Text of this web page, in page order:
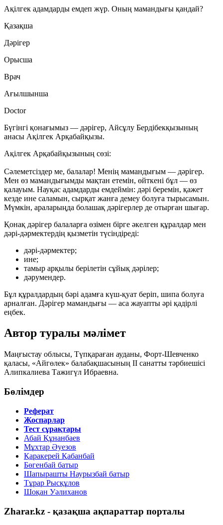
Ақілгек адамдарды емдеп жүр. Оның мамандығы қандай?
Қазақша
Дәрігер
Орысша
Врач
Ағылшынша
Doctor
Бүгінгі қонағымыз — дәрігер, Айсұлу Бердібекқызының
анасы Ақілгек Арқабайқызы.
Ақілгек Арқабайқызының сөзі:
Сәлеметсіздер ме, балалар! Менің мамандығым — дәрігер.
Мен өз мамандығымды мақтан етемін, өйткені бұл — өз
қалауым. Науқас адамдарды емдеймін: дәрі беремін, қажет
кезде ине саламын, сырқат жанға демеу болуға тырысамын.
Мүмкін, араларыңда болашақ дәрігерлер де отырған шығар.
Қонақ дәрігер балаларға өзімен бірге әкелген құралдар мен
дәрі-дәрмектердің қызметін түсіндіреді:
дәрі-дәрмектер;
ине;
тамыр арқылы берілетін сұйық дәрілер;
дәрумендер.
Бұл құралдардың бәрі адамға күш-қуат беріп, шипа болуға
арналған. Дәрігер мамандығы — аса жауапты әрі қадірлі
еңбек.
Автор туралы мәлімет
Маңғыстау облысы, Түпқараған ауданы, Форт-Шевченко
қаласы, «Айгөлек» балабақшасының II санатты тәрбиешісі
Алипкалиева Тажигүл Ибраевна.
Бөлімдер
Реферат
Жоспарлар
Тест сұрақтары
Абай Құнанбаев
Мұхтар Әуезов
Қаракерей Қабанбай
Бөгенбай батыр
Шапырашты Наурызбай батыр
Тұрар Рысқұлов
Шоқан Уәлиханов
Zharar.kz - қазақша ақпараттар порталы